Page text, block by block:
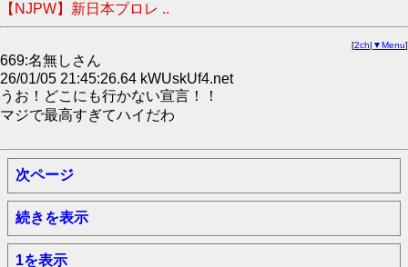
【NJPW】新日本プロレ ..
[2ch| ▼Menu]
669:名無しさん
26/01/05 21:45:26.64 kWUskUf4.net
うお！どこにも行かない宣言！！
マジで最高すぎてハイだわ
次ページ
続きを表示
1を表示